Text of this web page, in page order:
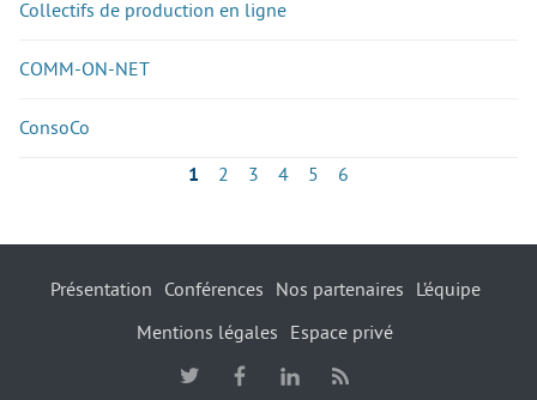
Collectifs de production en ligne
COMM-ON-NET
ConsoCo
1 2 3 4 5 6
Présentation Conférences Nos partenaires
L’équipe
Mentions légales
Espace privé